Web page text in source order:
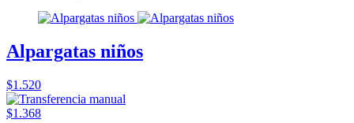
Alpargatas niños
$1.520
$1.368